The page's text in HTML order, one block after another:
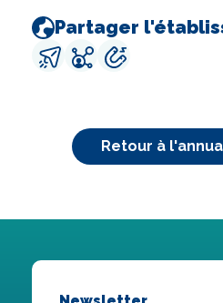
Partager
Retour à